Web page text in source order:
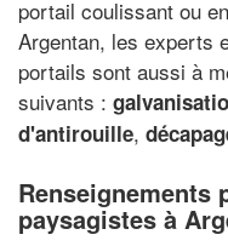
portail coulissant ou
Argentan, les experts
portails sont aussi à
suivants :
d'antirouille,
Renseignements
paysagistes à